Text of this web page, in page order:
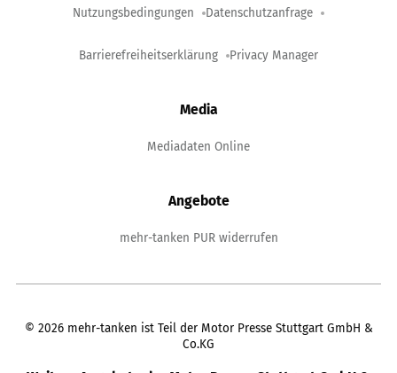
Nutzungsbedingungen Datenschutzanfrage
Barrierefreiheitserklärung Privacy Manager
Media
Mediadaten Online
Angebote
mehr-tanken PUR widerrufen
© 2026 mehr-tanken ist Teil der Motor Presse Stuttgart GmbH &
Co.KG